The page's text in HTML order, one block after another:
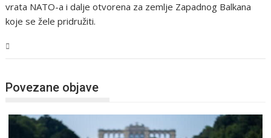
vrata NATO-a i dalje otvorena za zemlje Zapadnog Balkana
koje se žele pridružiti.
Povezane objave